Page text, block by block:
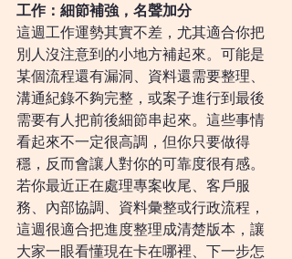
工作：細節補強，名聲加分
這週工作運勢其實不差，尤其適合你把
別人沒注意到的小地方補起來。可能是
某個流程還有漏洞、資料還需要整理、
溝通紀錄不夠完整，或案子進行到最後
需要有人把前後細節串起來。這些事情
看起來不一定很高調，但你只要做得
穩，反而會讓人對你的可靠度很有感。
若你最近正在處理專案收尾、客戶服
務、內部協調、資料彙整或行政流程，
這週很適合把進度整理成清楚版本，讓
大家一眼看懂現在卡在哪裡、下一步怎